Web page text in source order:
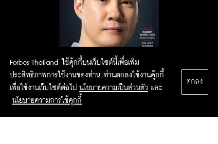
Forbes Thailand ใช้คุ้กกี้บนเว็บไซต์นี้เพื่อเพิ่ม
ประสิทธิภาพการใช้งานของท่าน ท่านตกลงใช้งานคุ้กกี้
เพื่อใช้งานเว็บไซต์ต่อไป นโยบายความเป็นส่วนตัว และ
นโยบายความการใช้คุกกี้
ตกลง
2015 Forbesthailand.com ALL RIGHTS RESERVED